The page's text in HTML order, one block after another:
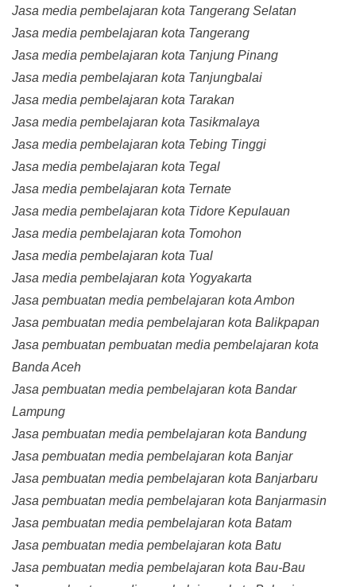
Jasa media pembelajaran kota Tangerang Selatan
Jasa media pembelajaran kota Tangerang
Jasa media pembelajaran kota Tanjung Pinang
Jasa media pembelajaran kota Tanjungbalai
Jasa media pembelajaran kota Tarakan
Jasa media pembelajaran kota Tasikmalaya
Jasa media pembelajaran kota Tebing Tinggi
Jasa media pembelajaran kota Tegal
Jasa media pembelajaran kota Ternate
Jasa media pembelajaran kota Tidore Kepulauan
Jasa media pembelajaran kota Tomohon
Jasa media pembelajaran kota Tual
Jasa media pembelajaran kota Yogyakarta
Jasa pembuatan media pembelajaran kota Ambon
Jasa pembuatan media pembelajaran kota Balikpapan
Jasa pembuatan pembuatan media pembelajaran kota
Banda Aceh
Jasa pembuatan media pembelajaran kota Bandar
Lampung
Jasa pembuatan media pembelajaran kota Bandung
Jasa pembuatan media pembelajaran kota Banjar
Jasa pembuatan media pembelajaran kota Banjarbaru
Jasa pembuatan media pembelajaran kota Banjarmasin
Jasa pembuatan media pembelajaran kota Batam
Jasa pembuatan media pembelajaran kota Batu
Jasa pembuatan media pembelajaran kota Bau-Bau